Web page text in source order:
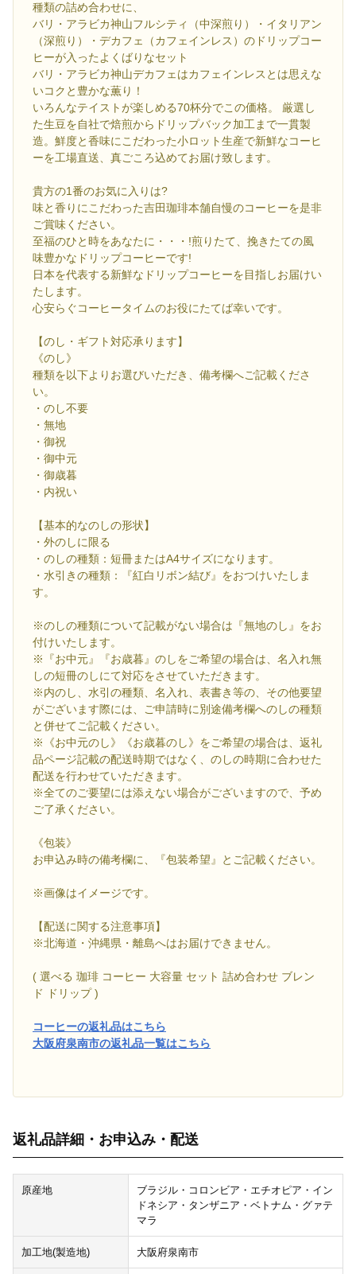
種類の詰め合わせに、
バリ・アラビカ神山フルシティ（中深煎り）・イタリアン
（深煎り）・デカフェ（カフェインレス）のドリップコー
ヒーが入ったよくばりなセット
バリ・アラビカ神山デカフェはカフェインレスとは思えな
いコクと豊かな薫り！
いろんなテイストが楽しめる70杯分でこの価格。 厳選し
た生豆を自社で焙煎からドリップバック加工まで一貫製
造。鮮度と香味にこだわった小ロット生産で新鮮なコーヒ
ーを工場直送、真ごころ込めてお届け致します。
貴方の1番のお気に入りは?
味と香りにこだわった吉田珈琲本舗自慢のコーヒーを是非
ご賞味ください。
至福のひと時をあなたに・・・!煎りたて、挽きたての風
味豊かなドリップコーヒーです!
日本を代表する新鮮なドリップコーヒーを目指しお届けい
たします。
心安らぐコーヒータイムのお役にたてば幸いです。
【のし・ギフト対応承ります】
《のし》
種類を以下よりお選びいただき、備考欄へご記載くださ
い。
・のし不要
・無地
・御祝
・御中元
・御歳暮
・内祝い
【基本的なのしの形状】
・外のしに限る
・のしの種類：短冊またはA4サイズになります。
・水引きの種類：『紅白リボン結び』をおつけいたしま
す。
※のしの種類について記載がない場合は『無地のし』をお
付けいたします。
※『お中元』『お歳暮』のしをご希望の場合は、名入れ無
しの短冊のしにて対応をさせていただきます。
※内のし、水引の種類、名入れ、表書き等の、その他要望
がございます際には、ご申請時に別途備考欄へのしの種類
と併せてご記載ください。
※《お中元のし》《お歳暮のし》をご希望の場合は、返礼
品ページ記載の配送時期ではなく、のしの時期に合わせた
配送を行わせていただきます。
※全てのご要望には添えない場合がございますので、予め
ご了承ください。
《包装》
お申込み時の備考欄に、『包装希望』とご記載ください。
※画像はイメージです。
【配送に関する注意事項】
※北海道・沖縄県・離島へはお届けできません。
( 選べる 珈琲 コーヒー 大容量 セット 詰め合わせ ブレン
ド ドリップ )
コーヒーの返礼品はこちら
大阪府泉南市の返礼品一覧はこちら
返礼品詳細・お申込み・配送
原産地
ブラジル・コロンビア・エチオピア・イン
ドネシア・タンザニア・ベトナム・グァテ
マラ
加工地(製造地) 大阪府泉南市